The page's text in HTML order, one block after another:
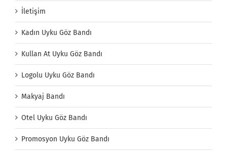
İletişim
Kadın Uyku Göz Bandı
Kullan At Uyku Göz Bandı
Logolu Uyku Göz Bandı
Makyaj Bandı
Otel Uyku Göz Bandı
Promosyon Uyku Göz Bandı